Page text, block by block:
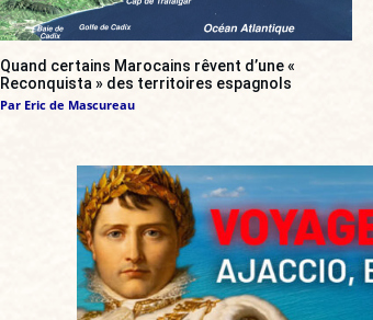
Quand certains Marocains rêvent d’une «
Reconquista » des territoires espagnols
Par Eric de Mascureau